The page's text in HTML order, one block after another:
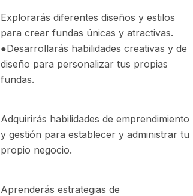
Explorarás diferentes diseños y estilos
para crear fundas únicas y atractivas.
●Desarrollarás habilidades creativas y de
diseño para personalizar tus propias
fundas.
Adquirirás habilidades de emprendimiento
y gestión para establecer y administrar tu
propio negocio.
Aprenderás estrategias de